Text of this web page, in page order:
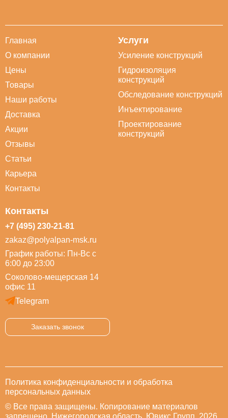
Главная
О компании
Цены
Товары
Наши работы
Доставка
Акции
Отзывы
Статьи
Карьера
Контакты
Услуги
Усиление конструкций
Гидроизоляция
конструкций
Обследование конструкций
Инъектирование
Проектирование
конструкций
Контакты
+7 (495) 230-21-81
zakaz@polyalpan-msk.ru
График работы: Пн-Вс с
6:00 до 23:00
Соколово-мещерская 14
офис 11
Telegram
Заказать звонок
Политика конфиденциальности и обработка
персональных данных
© Все права защищены. Копирование материалов
запрещено. Нижегородская область. Ювикс Групп, 2026.